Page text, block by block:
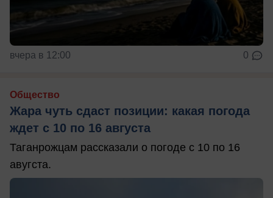
вчера в 12:00 0
Общество
Жара чуть сдаст позиции: какая погода
ждет с 10 по 16 августа
Таганрожцам рассказали о погоде с 10 по 16
авугста.